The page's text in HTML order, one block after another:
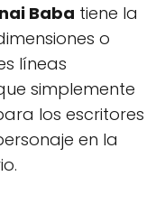
Baba tiene la
o
líneas
simplemente
los escritores
en la